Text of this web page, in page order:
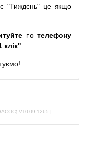
"Тиждень" це якщо
по телефону
клік"
!
V10-09-1265 |